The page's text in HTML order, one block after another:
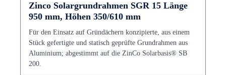
Zinco Solargrundrahmen SGR 15 Länge
950 mm, Höhen 350/610 mm
Für den Einsatz auf Gründächern konzipierte, aus einem
Stück gefertigte und statisch geprüfte Grundrahmen aus
Aluminium; abgestimmt auf die ZinCo Solarbasis® SB
200.